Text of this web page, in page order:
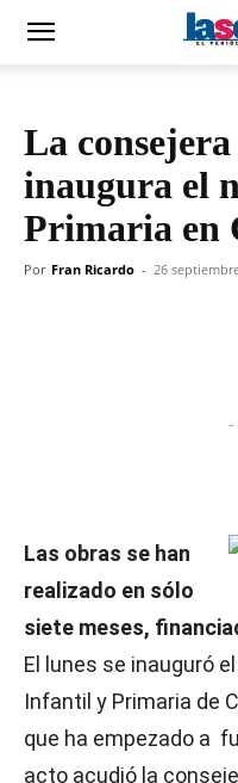
La
inaugura el
Primaria en
Por Fran Ricardo - 26
-
Las obras se han
realizado en sólo
siete meses,
El lunes se inauguró
Infantil y Primaria de
que ha empezado a
acto acudió la